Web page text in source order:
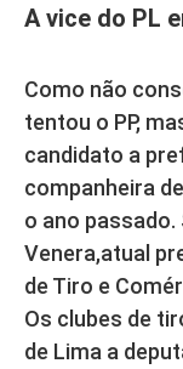
A vice do PL
Como não
tentou o PP,
candidato a
companheira
o ano
Venera,atual
de Tiro e
Os clubes de
de Lima a